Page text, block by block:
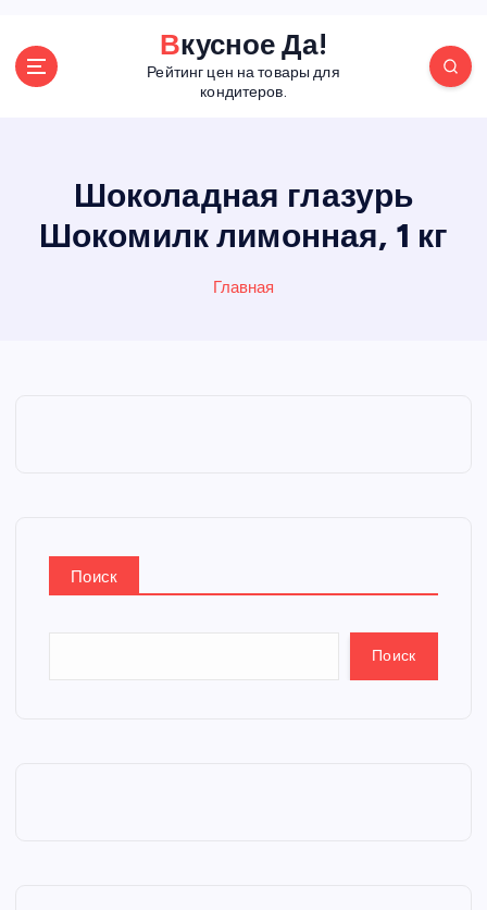
Вкусное Да!
Рейтинг цен на товары для
кондитеров.
Шоколадная глазурь
Шокомилк лимонная, 1 кг
Главная
Поиск
Поиск